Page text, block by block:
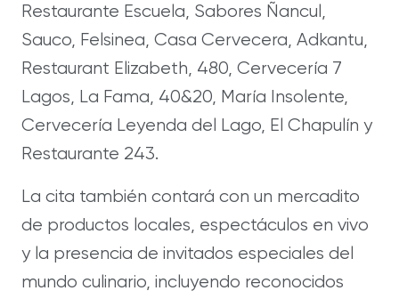
Restaurante Escuela, Sabores Ñancul,
Sauco, Felsinea, Casa Cervecera, Adkantu,
Restaurant Elizabeth, 480, Cervecería 7
Lagos, La Fama, 40&20, María Insolente,
Cervecería Leyenda del Lago, El Chapulín y
Restaurante 243.
La cita también contará con un mercadito
de productos locales, espectáculos en vivo
y la presencia de invitados especiales del
mundo culinario, incluyendo reconocidos